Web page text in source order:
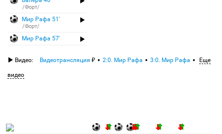
/Форт/
Мир Рафа 51′
/Форт/
Мир Рафа 57′
Видео: Видеотрансляция 2:0. Мир Рафа 3:0. Мир Рафа Еще
видео